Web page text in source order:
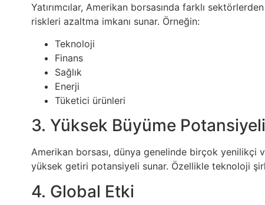
Yatırımcılar, Amerikan borsasında farklı
riskleri azaltma imkanı sunar. Örneğin:
Teknoloji
Finans
Sağlık
Enerji
Tüketici ürünleri
3. Yüksek Büyüme Potansiyeli
Amerikan borsası, dünya genelinde birçok yenilikçi
yüksek getiri potansiyeli sunar. Özellikle teknoloji
4. Global Etki